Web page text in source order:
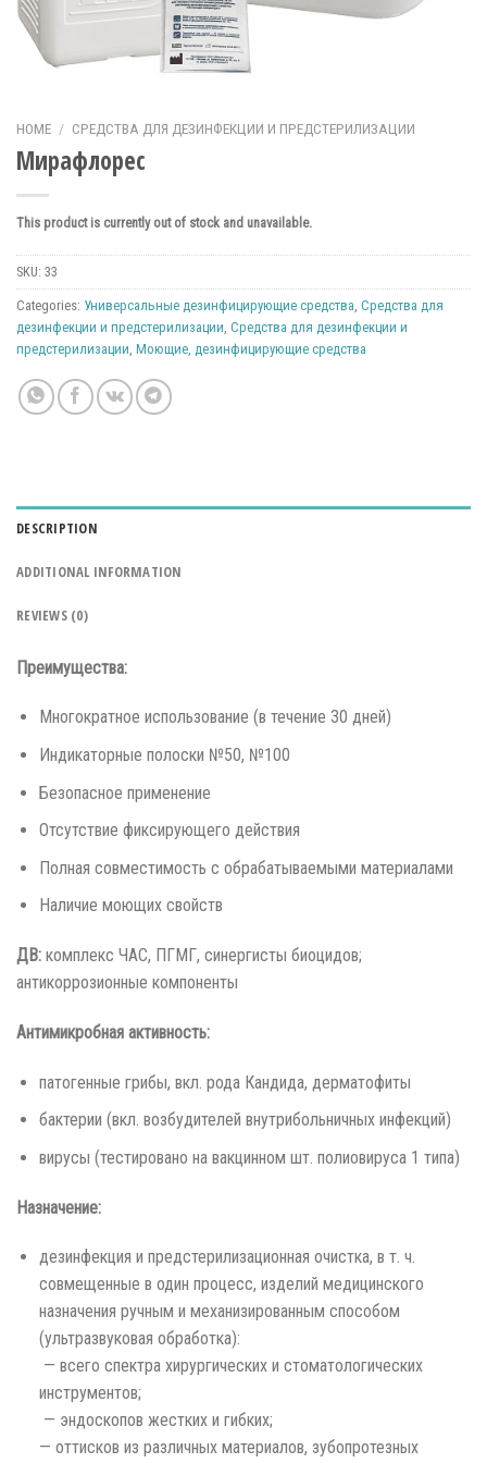
HOME / СРЕДСТВА ДЛЯ ДЕЗИНФЕКЦИИ И ПРЕДСТЕРИЛИЗАЦИИ
Мирафлорес
This product is currently out of stock and unavailable.
SKU: 33
Categories: Универсальные дезинфицирующие средства Средства для
дезинфекции и предстерилизации Средства для дезинфекции и
предстерилизации Моющие, дезинфицирующие средства
DESCRIPTION
ADDITIONAL INFORMATION
REVIEWS (0)
Преимущества:
Многократное использование (в течение 30 дней)
Индикаторные полоски №50, №100
Безопасное применение
Отсутствие фиксирующего действия
Полная совместимость с обрабатываемыми материалами
Наличие моющих свойств
ДВ: комплекс ЧАС, ПГМГ, синергисты биоцидов;
антикоррозионные компоненты
Антимикробная активность:
патогенные грибы, вкл. рода Кандида, дерматофиты
бактерии (вкл. возбудителей внутрибольничных инфекций)
вирусы (тестировано на вакцинном шт. полиовируса 1 типа)
Назначение:
дезинфекция и предстерилизационная очистка, в т. ч.
совмещенные в один процесс, изделий медицинского
назначения ручным и механизированным способом
(ультразвуковая обработка):
­ — всего спектра хирургических и стоматологических
инструментов;
­ — эндоскопов жестких и гибких;
— ­оттисков из различных материалов, зубопротезных